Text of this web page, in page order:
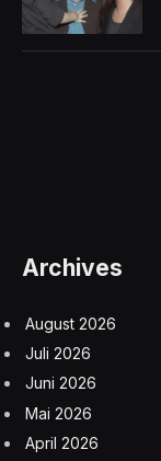
Archives
August 2026
Juli 2026
Juni 2026
Mai 2026
April 2026